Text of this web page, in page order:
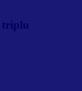
triplu